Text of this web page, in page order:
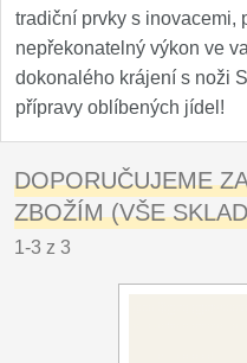
tradiční prvky s inovacemi,
nepřekonatelný výkon ve
dokonalého krájení s noži
přípravy oblíbených jídel!
DOPORUČUJEME
ZBOŽÍM (VŠE
1-3 z 3